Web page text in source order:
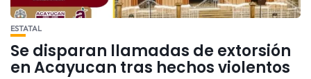
ESTATAL
Se disparan llamadas de extorsión
en Acayucan tras hechos violentos